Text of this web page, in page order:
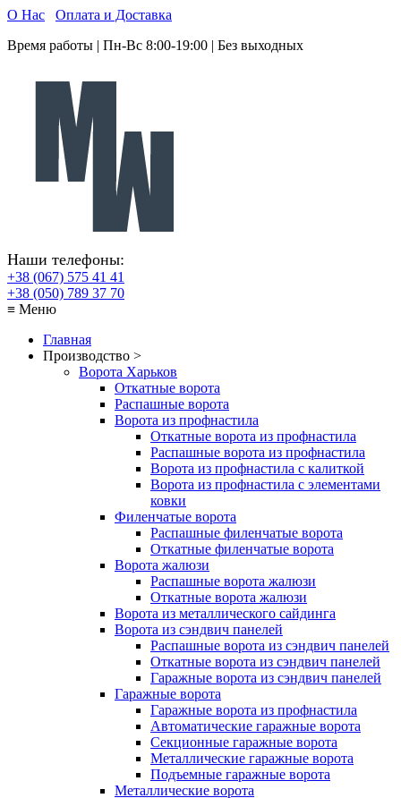
О Нас
Оплата и Доставка
Время работы | Пн-Вс 8:00-19:00 | Без выходных
Наши телефоны:
+38 (067) 575 41 41
+38 (050) 789 37 70
≡ Меню
Главная
Производство >
Ворота Харьков
Откатные ворота
Распашные ворота
Ворота из профнастила
Откатные ворота из профнастила
Распашные ворота из профнастила
Ворота из профнастила с калиткой
Ворота из профнастила с элементами
ковки
Филенчатые ворота
Распашные филенчатые ворота
Откатные филенчатые ворота
Ворота жалюзи
Распашные ворота жалюзи
Откатные ворота жалюзи
Ворота из металлического сайдинга
Ворота из сэндвич панелей
Распашные ворота из сэндвич панелей
Откатные ворота из сэндвич панелей
Гаражные ворота из сэндвич панелей
Гаражные ворота
Гаражные ворота из профнастила
Автоматические гаражные ворота
Секционные гаражные ворота
Металлические гаражные ворота
Подъемные гаражные ворота
Металлические ворота